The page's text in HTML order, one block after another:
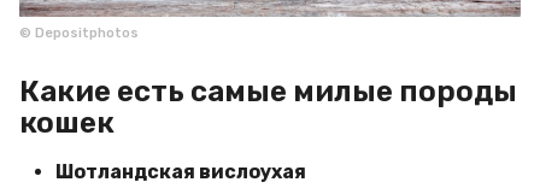
© Depositphotos
Какие есть самые милые породы
кошек
Шотландская вислоухая